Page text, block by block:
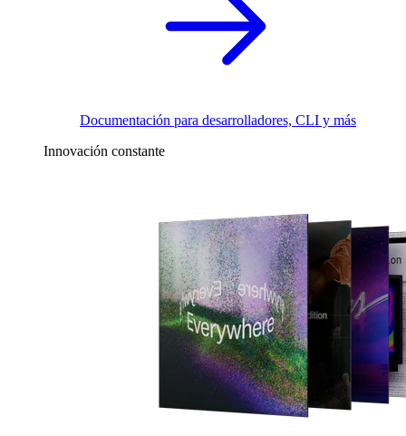
Documentación para desarrolladores, CLI y más
Innovación constante